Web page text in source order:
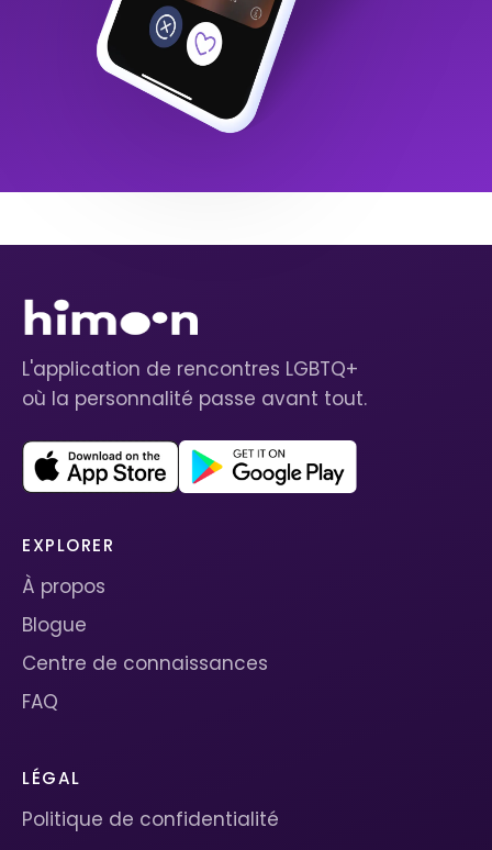
L'application de rencontres LGBTQ+
où la personnalité passe avant tout.
EXPLORER
À propos
Blogue
Centre de connaissances
FAQ
LÉGAL
Politique de confidentialité